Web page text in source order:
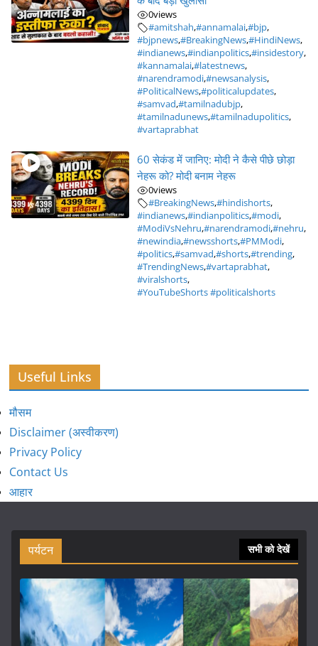
0views
#amitshah,#annamalai,#bjp,
#bjpnews,#BreakingNews,#HindiNews,
#indianews,#indianpolitics,#insidestory,
#kannamalai,#latestnews,
#narendramodi,#newsanalysis,
#PoliticalNews,#politicalupdates,
#samvad,#tamilnadubjp,
#tamilnadunews,#tamilnadupolitics,
#vartaprabhat
60 सेकंड में जानिए: मोदी ने कैसे पीछे छोड़ा
नेहरू को? मोदी बनाम नेहरू
0views
#BreakingNews,#hindishorts,
#indianews,#indianpolitics,#modi,
#ModiVsNehru,#narendramodi,#nehru,
#newindia,#newsshorts,#PMModi,
#politics,#samvad,#shorts,#trending,
#TrendingNews,#vartaprabhat,
#viralshorts,
#YouTubeShorts #politicalshorts
Useful Links
मौसम
Disclaimer (अस्वीकरण)
Privacy Policy
Contact Us
आहार
पर्यटन सभी को देखें